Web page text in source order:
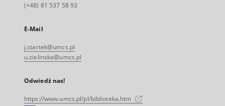
(+48) 81 537 58 93
E-Mail
j.startek@umcs.pl
u.zielinska@umcs.pl
Odwiedź nas!
https://www.umcs.pl/pl/biblioteka.htm